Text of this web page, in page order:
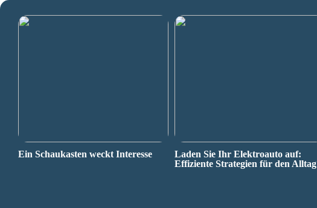
Ein Schaukasten weckt Interesse
Laden Sie Ihr Elektroauto auf:
Effiziente Strategien für den Alltag